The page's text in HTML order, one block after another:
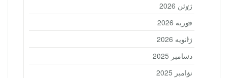
ژوئن 2026
فوریه 2026
ژانویه 2026
دسامبر 2025
نوامبر 2025